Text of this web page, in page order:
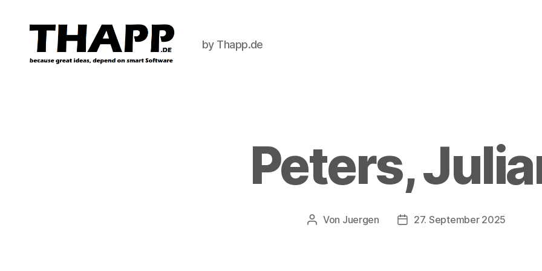
by Thapp.de
Peters,
Beitragsautor
Von Juergen Beitragsdatum
27. September 2025